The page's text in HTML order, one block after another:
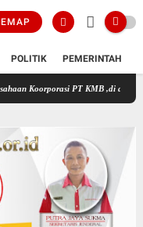
POLITIK PEMERINTAH
PT KMB ,di duga rusak dan